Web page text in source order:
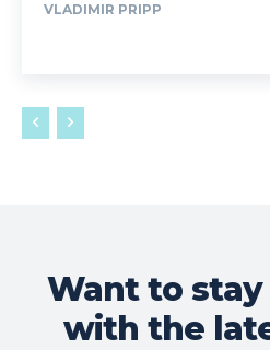
VLADIMIR PRIPP
Want to
with the